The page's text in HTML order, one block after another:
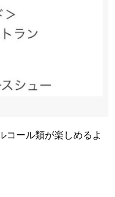
コール類が楽しめるよ